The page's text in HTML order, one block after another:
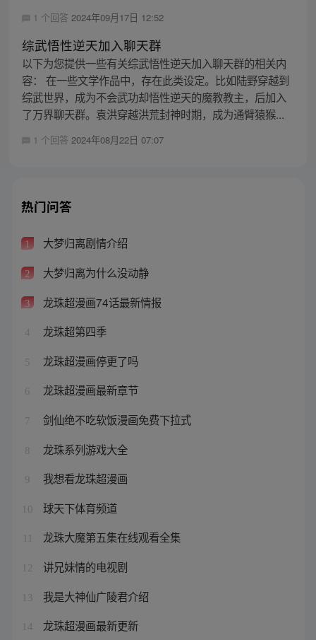
1 个回答 2024年09月17日 12:52
综武悟性逆天加入聊天群
以下为您提供一些有关综武悟性逆天加入聊天群的相关内
容： 在一些文学作品中，存在此类设定。比如陆野穿越到
综武世界，成为不会武功却悟性逆天的魔教教主，后加入
了万界聊天群。袁洪穿越洪荒封神时期，成为通臂猿猴...
1 个回答 2024年08月22日 07:07
热门问答
1 大梦归离剧情介绍
2 大梦归离为什么没动静
3 龙珠超漫画74话最新情报
4 龙珠超第四季
5 龙珠超漫画停更了吗
6 龙珠超漫画最新章节
7 剑仙绝不吃软饭漫画免费下拉式
8 龙珠系列游戏大全
9 我想看龙珠超漫画
10 球天下体育频道
龙珠大魔第五集在线观看全集
12 讲兄妹情的电视剧
13 我是大神仙广陵君介绍
14 龙珠超漫画最新更新